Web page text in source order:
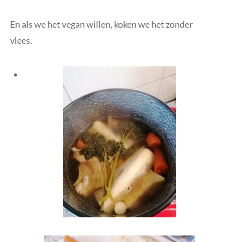
En als we het vegan willen, koken we het zonder
vlees.